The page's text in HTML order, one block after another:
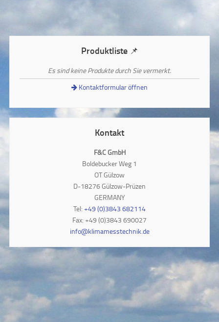
Produktliste 📌
Es sind keine Produkte durch Sie vermerkt.
Kontaktformular öffnen
Kontakt
F&C GmbH
Boldebucker Weg 1
OT Gülzow
D-18276 Gülzow-Prüzen
GERMANY
Tel: +49 (0)3843 682114
Fax: +49 (0)3843 690027
info@klimamesstechnik.de